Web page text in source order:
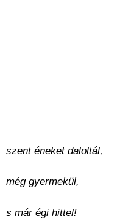
szent éneket daloltál,
még gyermekül,
s már égi hittel!